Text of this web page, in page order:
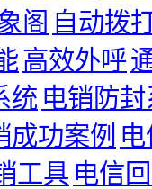
阁 自动拨
高效外呼
统 电销防
成功案例
工具 电信